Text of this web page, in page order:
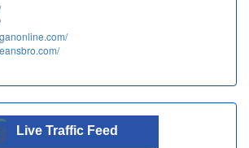
Live Traffic Feed